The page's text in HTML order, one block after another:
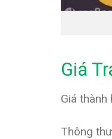
Giá
Giá thành
Thông